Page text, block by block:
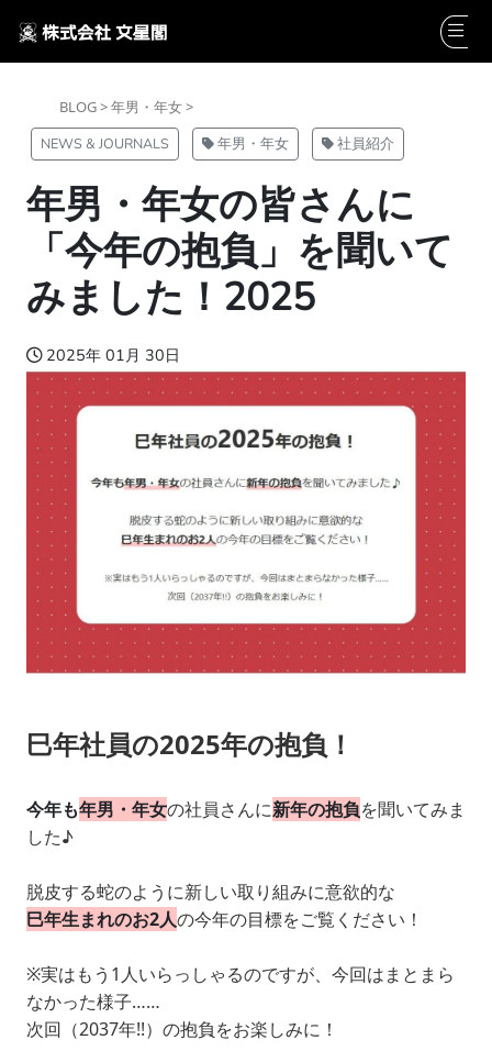
BLOG >年男・年女 >
NEWS & JOURNALS 年男・年女 社員紹介
年男・年女の皆さんに
「今年の抱負」を聞いて
みました！2025
2025年 01月 30日
巳年社員の2025年の抱負！
今年も年男・年女の社員さんに新年の抱負を聞いてみま
した♪
脱皮する蛇のように新しい取り組みに意欲的な
巳年生まれのお2人の今年の目標をご覧ください！
※実はもう1人いらっしゃるのですが、今回はまとまら
なかった様子……
次回（2037年!!）の抱負をお楽しみに！